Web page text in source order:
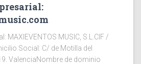
MAXIEVENTOS MUSIC, S.L.CIF /
Social: C/ de Motilla del
ValenciaNombre de dominio